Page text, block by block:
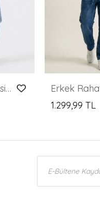
Erkek Rahat Kesim Baggy Jean Pantolon 30074 - Mavi
1.299,99 TL